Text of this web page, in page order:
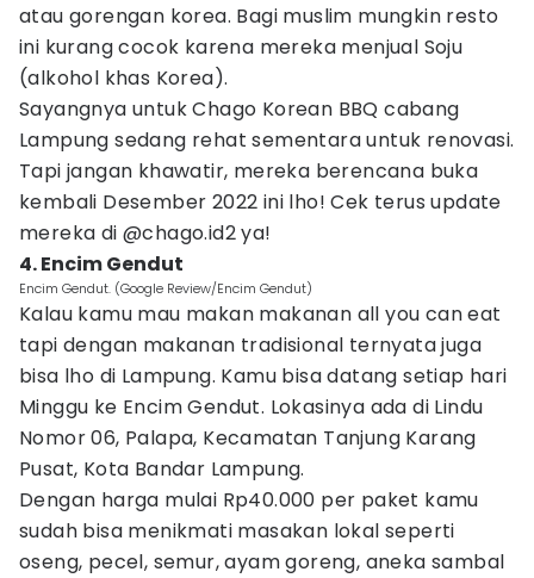
atau gorengan korea. Bagi muslim mungkin resto
ini kurang cocok karena mereka menjual Soju
(alkohol khas Korea).
Sayangnya untuk Chago Korean BBQ cabang
Lampung sedang rehat sementara untuk renovasi.
Tapi jangan khawatir, mereka berencana buka
kembali Desember 2022 ini lho! Cek terus update
mereka di @chago.id2 ya!
4. Encim Gendut
Encim Gendut. (Google Review/Encim Gendut)
Kalau kamu mau makan makanan all you can eat
tapi dengan makanan tradisional ternyata juga
bisa lho di Lampung. Kamu bisa datang setiap hari
Minggu ke Encim Gendut. Lokasinya ada di Lindu
Nomor 06, Palapa, Kecamatan Tanjung Karang
Pusat, Kota Bandar Lampung.
Dengan harga mulai Rp40.000 per paket kamu
sudah bisa menikmati masakan lokal seperti
oseng, pecel, semur, ayam goreng, aneka sambal